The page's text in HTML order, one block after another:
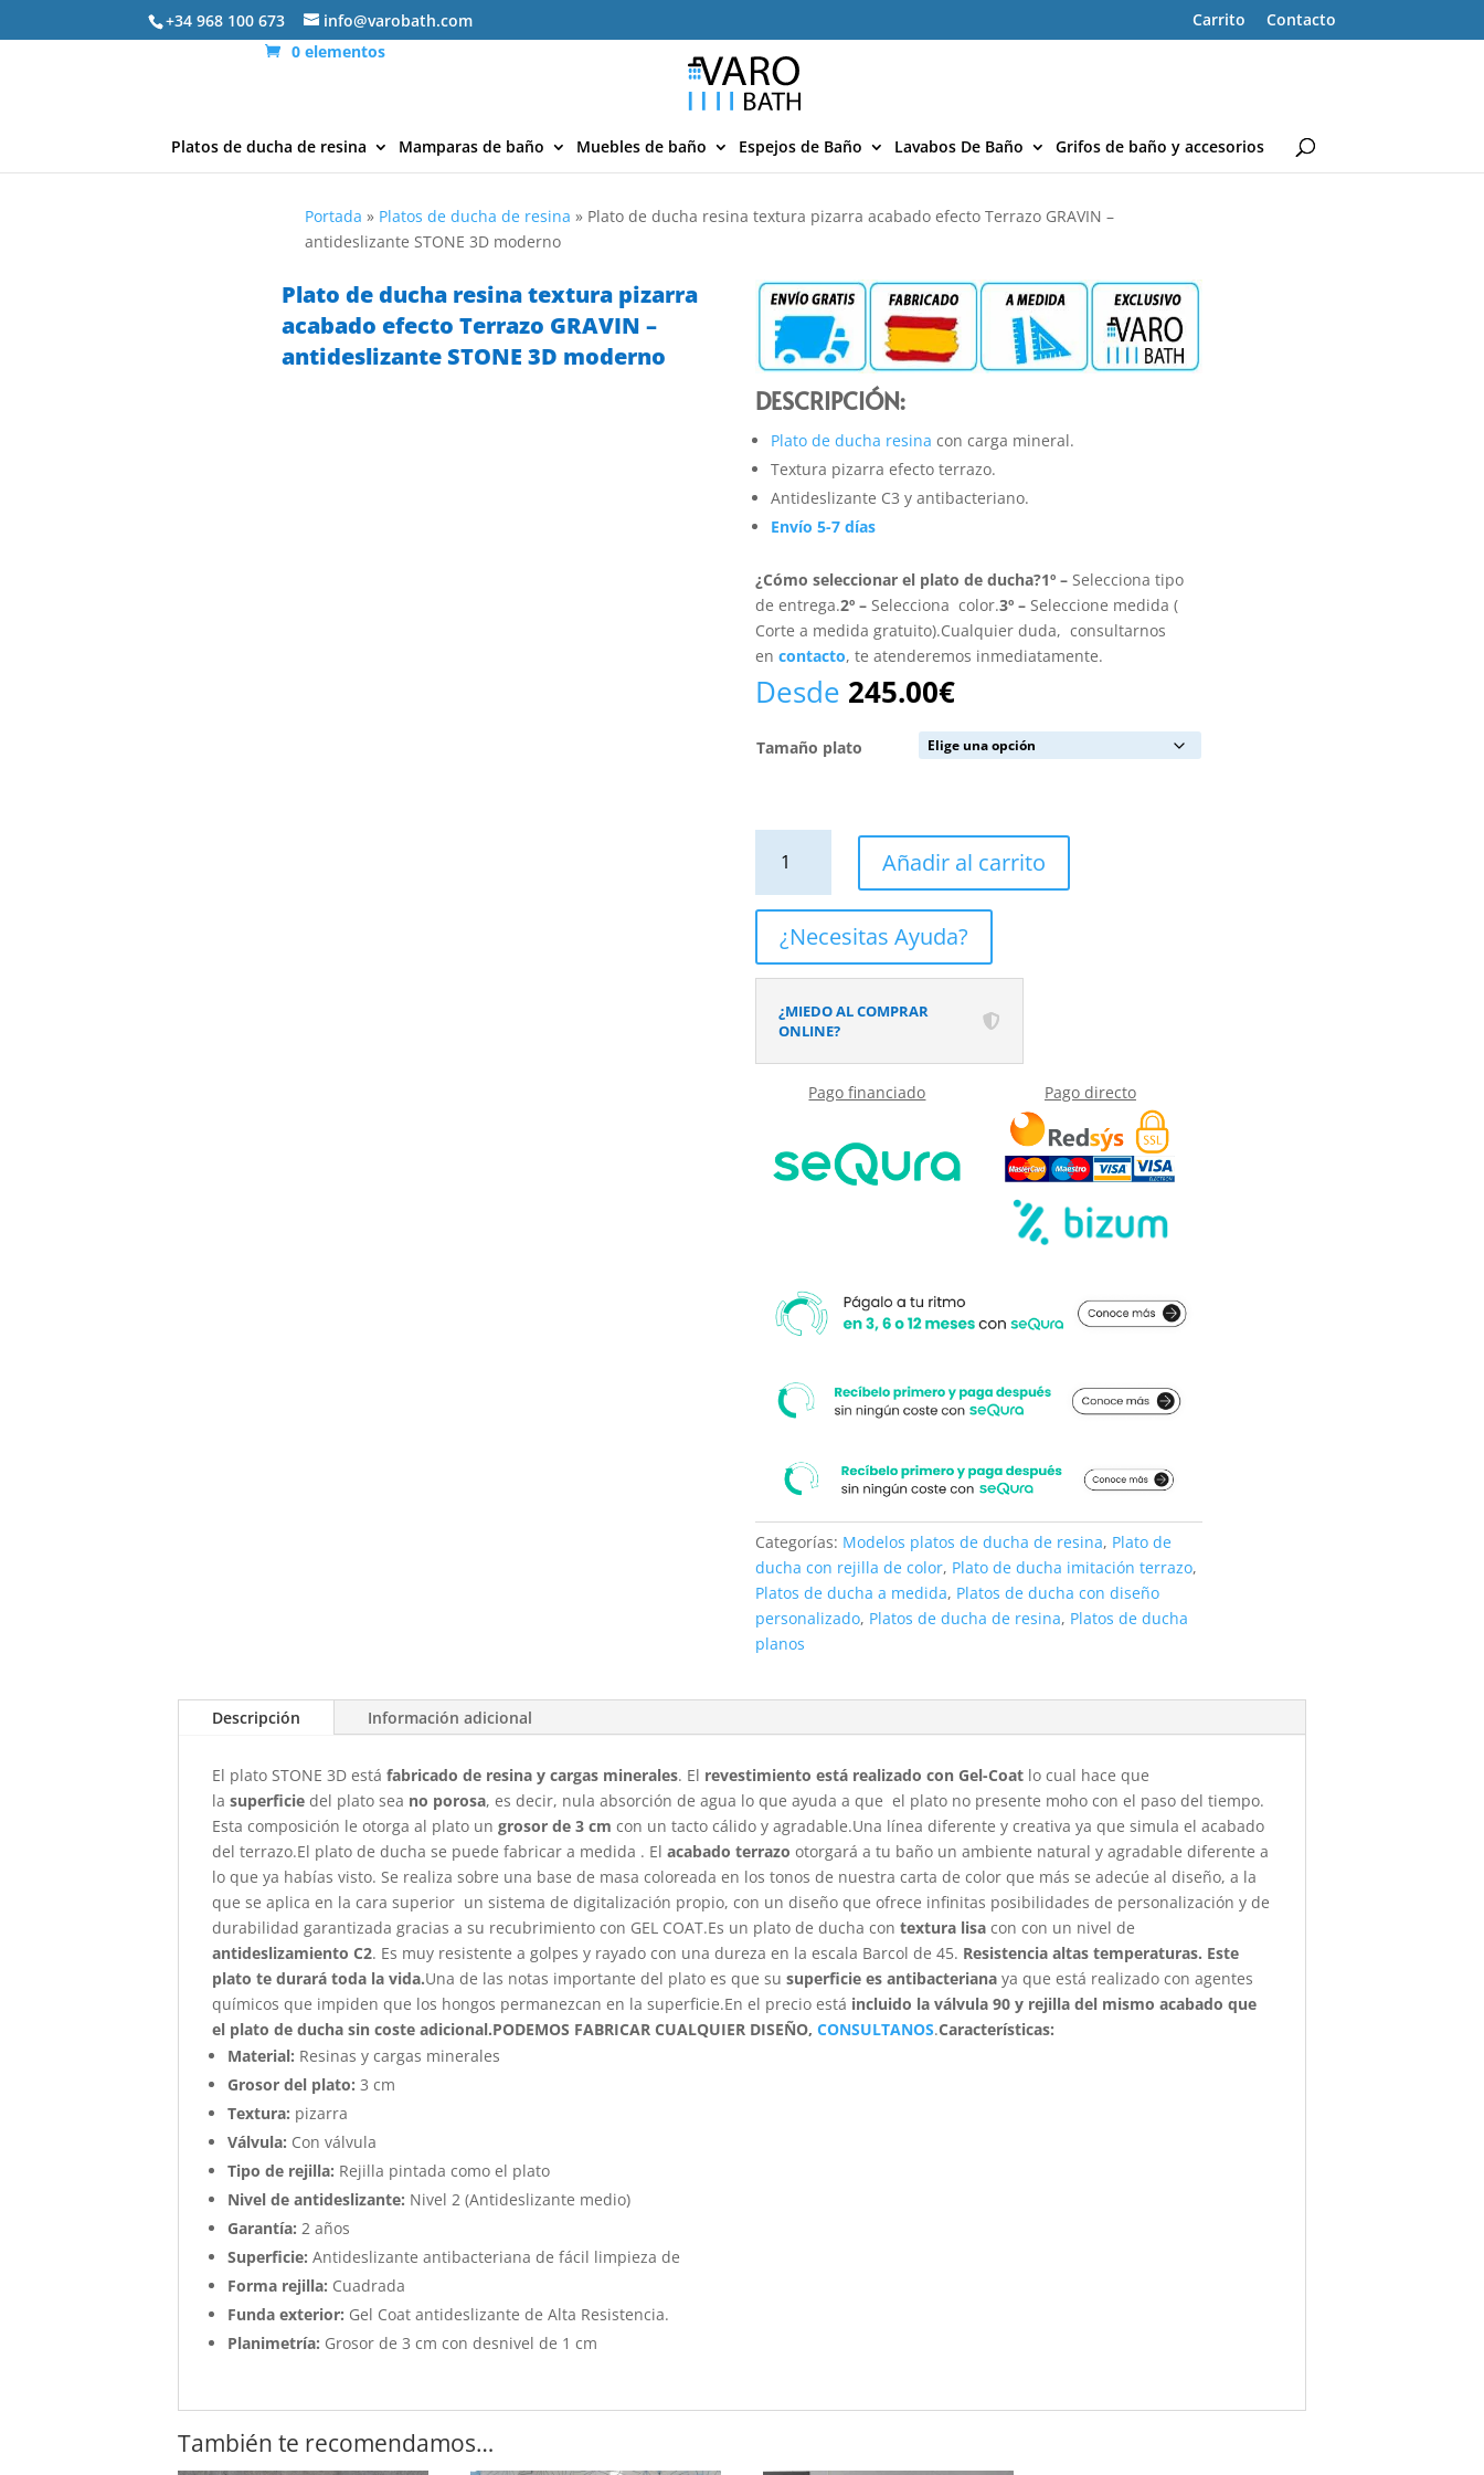
+34 968 100 673 info@varobath.com Carrito
Contacto
0 elementos
Platos de ducha de resina Mamparas de baño Muebles de baño Espejos de Baño Lavabos De Baño Grifos de baño y accesorios
Portada » Platos de ducha de resina » Plato de ducha resina textura pizarra acabado efecto Terrazo GRAVIN –
antideslizante STONE 3D moderno
Plato de ducha resina textura pizarra
acabado efecto Terrazo GRAVIN –
antideslizante STONE 3D moderno
DESCRIPCIÓN:
Plato de ducha resina con carga mineral.
Textura pizarra efecto terrazo.
Antideslizante C3 y antibacteriano.
Envío 5-7 días
¿Cómo seleccionar el plato de ducha?1º – Selecciona tipo
de entrega.2º – Selecciona color.3º – Seleccione medida (
Corte a medida gratuito).Cualquier duda, consultarnos
encontacto, te atenderemos inmediatamente.
Desde 245.00€
Tamaño plato
ducha
resina
textura
pizarra
efecto
GRAVIN
STONE
3D
Añadir al carrito
¿Necesitas Ayuda?
¿MIEDO AL COMPRAR
ONLINE?
Pago financiado Pago directo
Categorías: Modelos platos de ducha de resina, Plato de
ducha con rejilla de color, Plato de ducha imitación terrazo,
Platos de ducha a medida, Platos de ducha con diseño
personalizado, Platos de ducha de resina, Platos de ducha
planos
Descripción Información adicional
El plato STONE 3D estáfabricado de resina y cargas minerales. El revestimiento está realizado con Gel-Coat lo cual hace que
lasuperficiedel plato sea no porosa, es decir, nula absorción de agua lo que ayuda a que el plato no presente moho con el paso del tiempo.
Esta composición le otorga al plato un grosor de 3 cm con un tacto cálido y agradable.Una línea diferente y creativa ya que simula el acabado
del terrazo.El plato de ducha se puede fabricar a medida . Elacabado terrazootorgará a tu baño un ambiente natural y agradable diferente a
lo que ya habías visto. Se realiza sobre una base de masa coloreada en los tonos de nuestra carta de color que más se adecúe al diseño, a la
que se aplica en la cara superior un sistema de digitalización propio, con un diseño que ofrece infinitas posibilidades de personalización y de
durabilidad garantizada gracias a su recubrimiento con GEL COAT.Es un plato de ducha con textura lisa con con un nivel de
antideslizamiento C2. Es muy resistente a golpes y rayado con una dureza en la escala Barcol de 45. Resistencia altas temperaturas. Este
plato te durará toda la vida.Una de las notas importante del plato es que susuperficie es antibacterianaya que está realizado con agentes
químicos que impiden que los hongos permanezcan en la superficie.En el precio está incluido la válvula 90 y rejilla del mismo acabado que
el plato de ducha sin coste adicional.PODEMOS FABRICAR CUALQUIER DISEÑO,CONSULTANOS.Características:
Material: Resinas y cargas minerales
Grosor del plato: 3 cm
Textura: pizarra
Válvula: Con válvula
Tipo de rejilla: Rejilla pintada como el plato
Nivel de antideslizante: Nivel 2 (Antideslizante medio)
Garantía: 2 años
Superficie: Antideslizante antibacteriana de fácil limpieza de
Forma rejilla: Cuadrada
Funda exterior: Gel Coat antideslizante de Alta Resistencia.
Planimetría: Grosor de 3 cm con desnivel de 1 cm
También te recomendamos…